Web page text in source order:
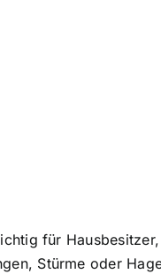
für
Stürme oder